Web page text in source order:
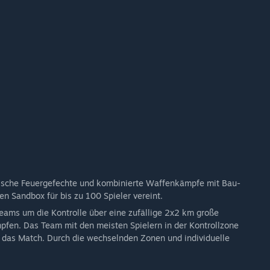
is being built.
and playtests
changes
Feuergefechte und kombinierte Waffenkämpfe mit Bau-
Sandbox für bis zu 100 Spieler vereint.
um die Kontrolle über eine zufällige 2x2 km große
Das Team mit den meisten Spielern in der Kontrollzone
Match. Durch die wechselnden Zonen und individuelle